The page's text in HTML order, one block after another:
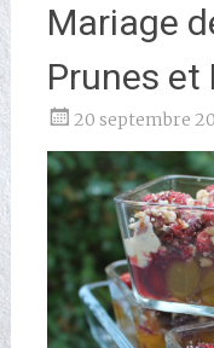
Mariage
Prunes et
20 septembre